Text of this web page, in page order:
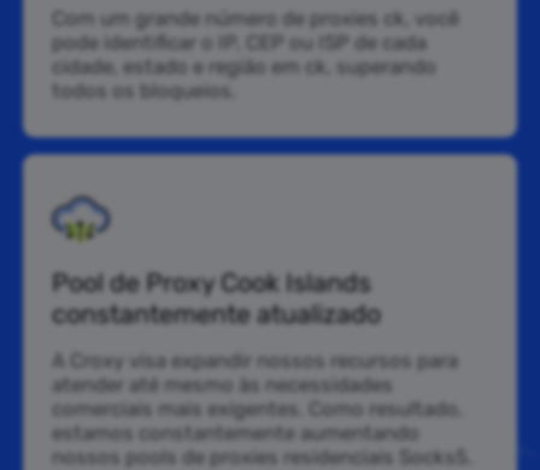
Com um grande número de proxies ck, você
pode identificar o IP, CEP ou ISP de cada
cidade, estado e região em ck, superando
todos os bloqueios.
Pool de Proxy Cook Islands
constantemente atualizado
A Croxy visa expandir nossos recursos para
atender até mesmo às necessidades
comerciais mais exigentes. Como resultado,
estamos constantemente aumentando
nossos pools de proxies residenciais Socks5.